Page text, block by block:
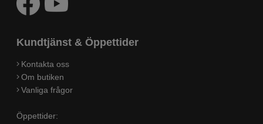
Kundtjänst & Öppettider
Kontakta oss
Om butiken
Vanliga frågor
Öppettider: